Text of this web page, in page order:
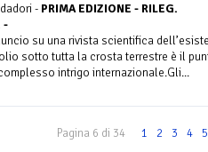
- PRIMA EDIZIONE - RILEG.
-
su una rivista scientifica
sotto tutta la crosta terrestre è il
intrigo internazionale.Gli...
Pagina 6 di 34 1 2 3 4 5